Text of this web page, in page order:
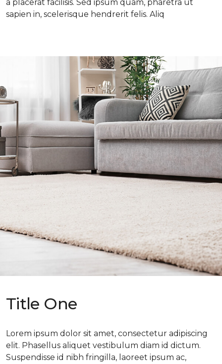
a placerat facilisis. Sed ipsum quam, pharetra ut
sapien in, scelerisque hendrerit felis. Aliq
Title One
Lorem ipsum dolor sit amet, consectetur adipiscing
elit. Phasellus aliquet vestibulum diam id dictum.
Suspendisse id nibh fringilla, laoreet ipsum ac,